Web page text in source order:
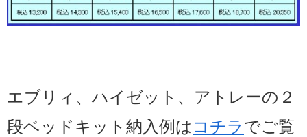
エブリィ、ハイゼット、アトレーの２
段ベッドキット納入例は コチラ でご覧